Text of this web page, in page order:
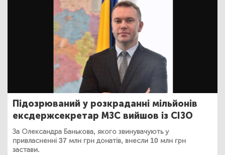
Підозрюваний у розкраданні мільйонів
ексдержсекретар МЗС вийшов із СІЗО
За Олександра Банькова, якого звинувачують у
привласненні 37 млн грн донатів, внесли 10 млн грн
застави.